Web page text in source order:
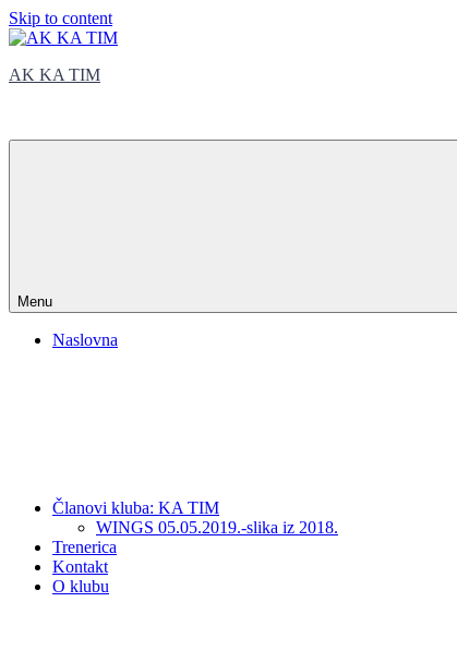
Skip to content
AK KA TIM
Menu
Naslovna
Članovi kluba: KA TIM
WINGS 05.05.2019.-slika iz 2018.
Trenerica
Kontakt
O klubu